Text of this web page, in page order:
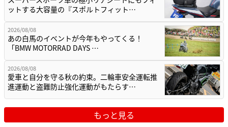
ットする大容量の『スポルトフィット…
2026/08/08
あの白馬のイベントが今年もやってくる！
「BMW MOTORRAD DAYS …
2026/08/08
愛車と自分を守る秋の約束。二輪車安全運転推
進運動と盗難防止強化運動がもたらす…
もっと見る